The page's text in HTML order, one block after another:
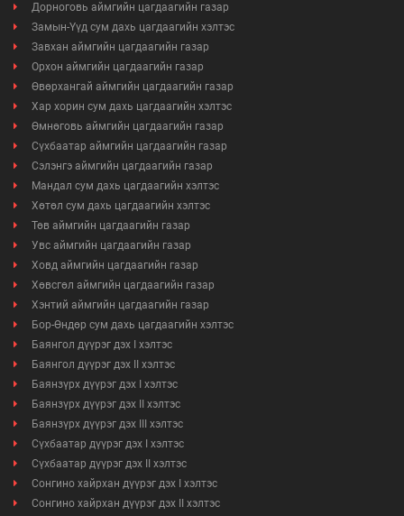
Дорноговь аймгийн цагдаагийн газар
Замын-Үүд сум дахь цагдаагийн хэлтэс
Завхан аймгийн цагдаагийн газар
Орхон аймгийн цагдаагийн газар
Өвөрхангай аймгийн цагдаагийн газар
Хар хорин сум дахь цагдаагийн хэлтэс
Өмнөговь аймгийн цагдаагийн газар
Сүхбаатар аймгийн цагдаагийн газар
Сэлэнгэ аймгийн цагдаагийн газар
Мандал сум дахь цагдаагийн хэлтэс
Хөтөл сум дахь цагдаагийн хэлтэс
Төв аймгийн цагдаагийн газар
Увс аймгийн цагдаагийн газар
Ховд аймгийн цагдаагийн газар
Хөвсгөл аймгийн цагдаагийн газар
Хэнтий аймгийн цагдаагийн газар
Бор-Өндөр сум дахь цагдаагийн хэлтэс
Баянгол дүүрэг дэх I хэлтэс
Баянгол дүүрэг дэх II хэлтэс
Баянзүрх дүүрэг дэх I хэлтэс
Баянзүрх дүүрэг дэх II хэлтэс
Баянзүрх дүүрэг дэх III хэлтэс
Сүхбаатар дүүрэг дэх I хэлтэс
Сүхбаатар дүүрэг дэх II хэлтэс
Сонгино хайрхан дүүрэг дэх I хэлтэс
Сонгино хайрхан дүүрэг дэх II хэлтэс